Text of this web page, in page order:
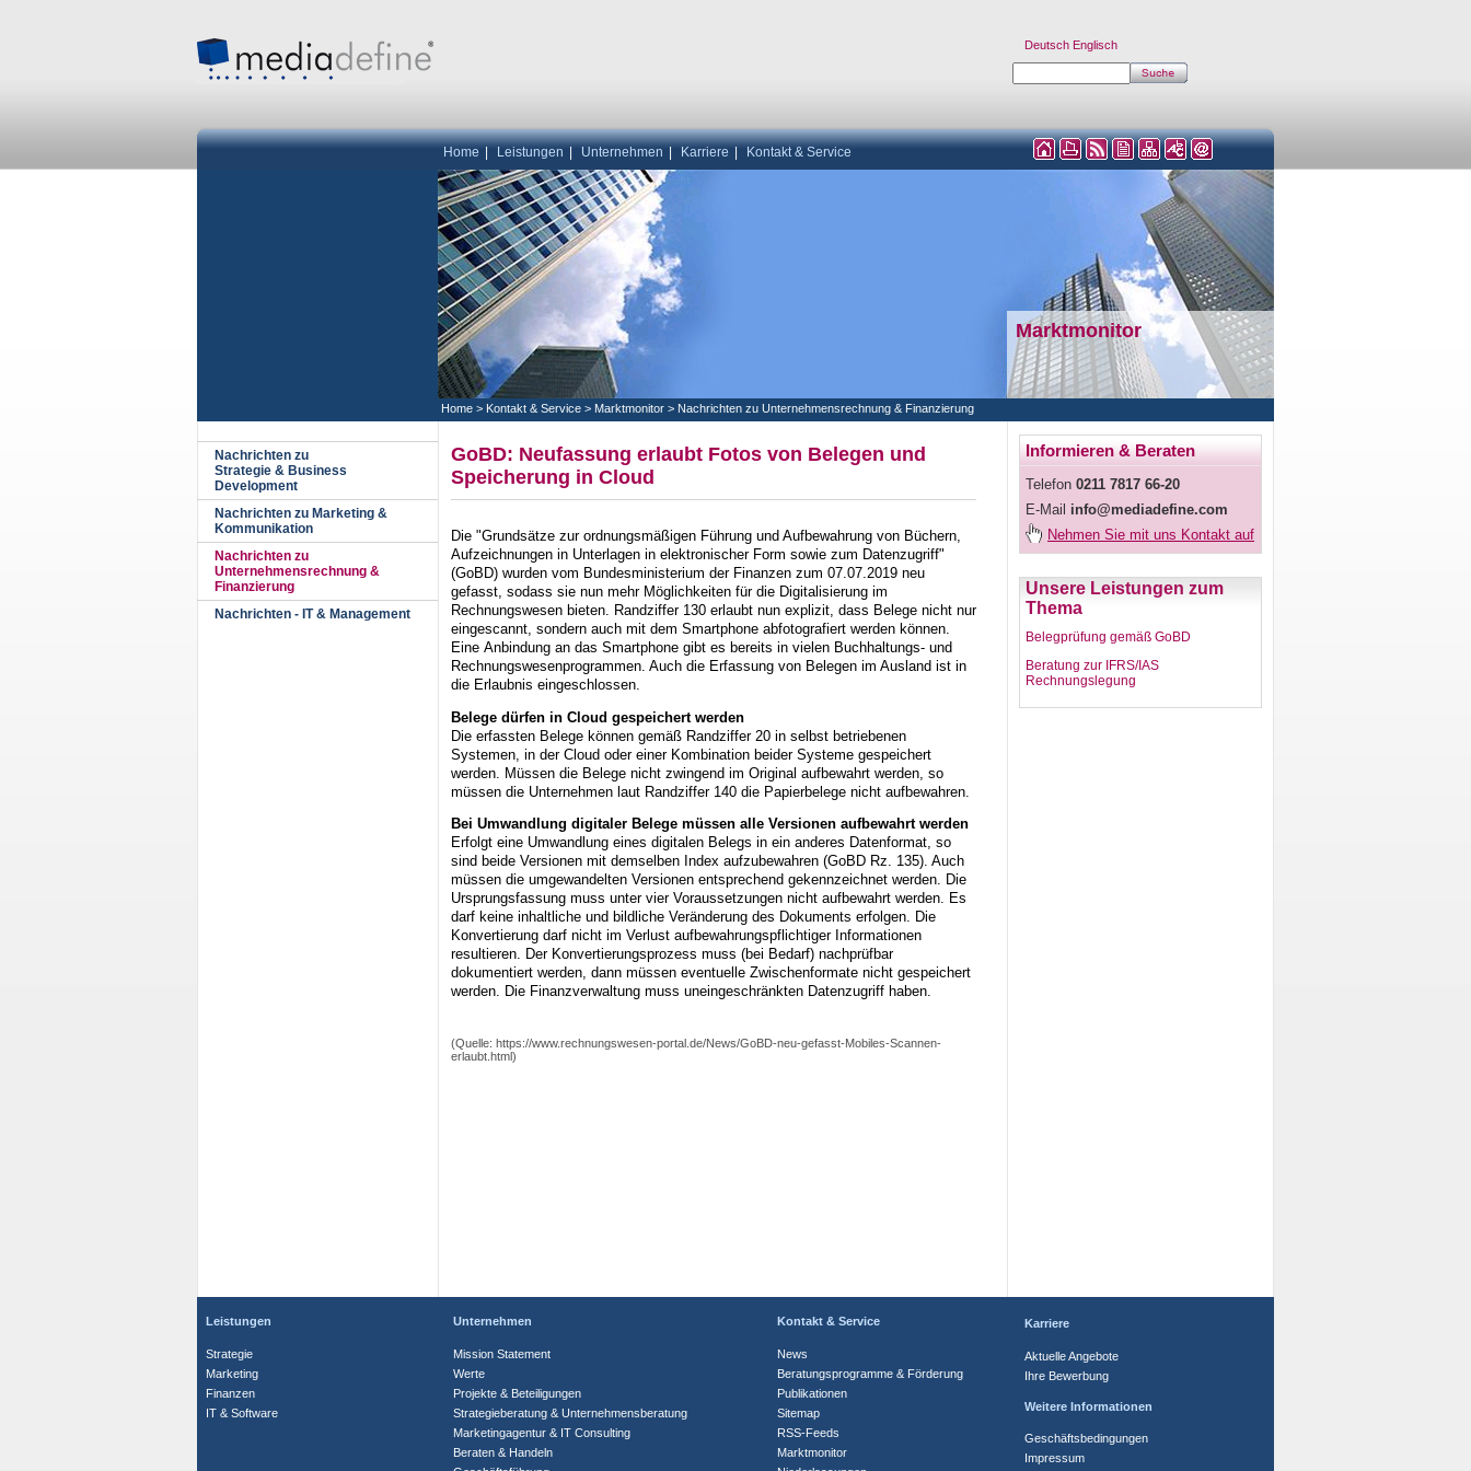
Home Leistungen Unternehmen Karriere Kontakt & Service
Deutsch Englisch
Home > Kontakt & Service > Marktmonitor > Nachrichten zu Unternehmensrechnung & Finanzierung
Nachrichten zu
Strategie & Business
Development
Nachrichten zu Marketing &
Kommunikation
Nachrichten zu
Unternehmensrechnung &
Finanzierung
Nachrichten - IT & Management
Marktmonitor
Unsere Leistungen zum
Thema
Belegprüfung gemäß GoBD
Beratung zur IFRS/IAS
Rechnungslegung
GoBD: Neufassung erlaubt Fotos von Belegen und
Speicherung in Cloud
Die "Grundsätze zur ordnungsmäßigen Führung und Aufbewahrung von Büchern,
Aufzeichnungen in Unterlagen in elektronischer Form sowie zum Datenzugriff"
(GoBD) wurden vom Bundesministerium der Finanzen zum 07.07.2019 neu
gefasst, sodass sie nun mehr Möglichkeiten für die Digitalisierung im
Rechnungswesen bieten. Randziffer 130 erlaubt nun explizit, dass Belege nicht nur
eingescannt, sondern auch mit dem Smartphone abfotografiert werden können.
Eine Anbindung an das Smartphone gibt es bereits in vielen Buchhaltungs- und
Rechnungswesenprogrammen. Auch die Erfassung von Belegen im Ausland ist in
die Erlaubnis eingeschlossen.
Belege dürfen in Cloud gespeichert werden
Die erfassten Belege können gemäß Randziffer 20 in selbst betriebenen
Systemen, in der Cloud oder einer Kombination beider Systeme gespeichert
werden. Müssen die Belege nicht zwingend im Original aufbewahrt werden, so
müssen die Unternehmen laut Randziffer 140 die Papierbelege nicht aufbewahren.
Bei Umwandlung digitaler Belege müssen alle Versionen aufbewahrt werden
Erfolgt eine Umwandlung eines digitalen Belegs in ein anderes Datenformat, so
sind beide Versionen mit demselben Index aufzubewahren (GoBD Rz. 135). Auch
müssen die umgewandelten Versionen entsprechend gekennzeichnet werden. Die
Ursprungsfassung muss unter vier Voraussetzungen nicht aufbewahrt werden. Es
darf keine inhaltliche und bildliche Veränderung des Dokuments erfolgen. Die
Konvertierung darf nicht im Verlust aufbewahrungspflichtiger Informationen
resultieren. Der Konvertierungsprozess muss (bei Bedarf) nachprüfbar
dokumentiert werden, dann müssen eventuelle Zwischenformate nicht gespeichert
werden. Die Finanzverwaltung muss uneingeschränkten Datenzugriff haben.
(Quelle: https://www.rechnungswesen-portal.de/News/GoBD-neu-gefasst-Mobiles-Scannen-
erlaubt.html)
Informieren & Beraten
Telefon 0211 7817 66-20
E-Mail info@mediadefine.com
Nehmen Sie mit uns Kontakt auf
Leistungen
Strategie
Marketing
Finanzen
IT & Software
Unternehmen
Mission Statement
Werte
Projekte & Beteiligungen
Strategieberatung & Unternehmensberatung
Marketingagentur & IT Consulting
Beraten & Handeln
Kontakt & Service
News
Beratungsprogramme & Förderung
Publikationen
Sitemap
RSS-Feeds
Marktmonitor
Karriere
Aktuelle Angebote
Ihre Bewerbung
Weitere Informationen
Geschäftsbedingungen
Impressum